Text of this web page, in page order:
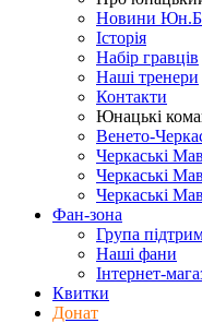
Новини
Історія
Набір гравців
Наші тренери
Контакти
Юнацькі
Венето-
Черкаські
Черкаські
Черкаські
Фан-зона
Група
Наші фани
Інтернет-
Квитки
Донат